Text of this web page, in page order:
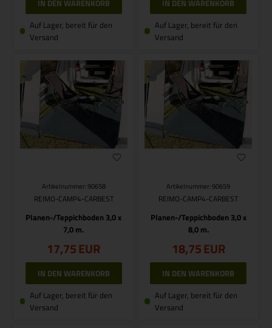
Auf Lager, bereit für den
Versand
Auf Lager, bereit für den
Versand
Artikelnummer: 90658
REIMO-CAMP4-CARBEST
Planen-/Teppichboden 3,0 x
7,0 m.
17,75EUR
Auf Lager, bereit für den
Versand
Artikelnummer: 90659
REIMO-CAMP4-CARBEST
Planen-/Teppichboden 3,0 x
8,0 m.
18,75EUR
Auf Lager, bereit für den
Versand